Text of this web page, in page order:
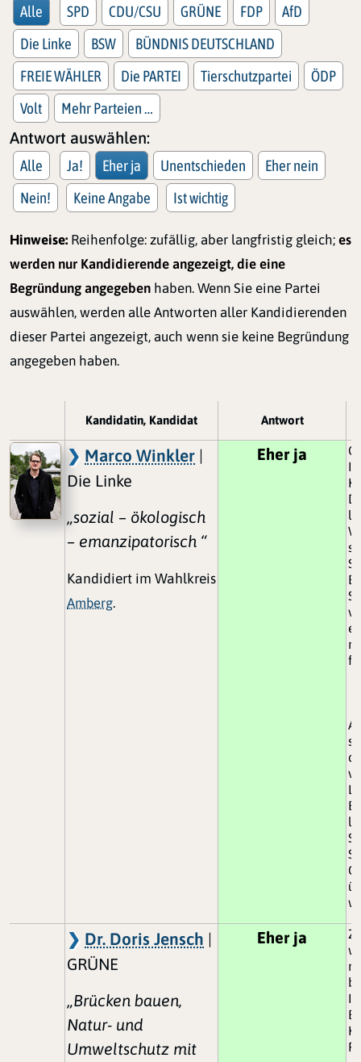
Alle SPD CDU/CSU GRÜNE FDP
AfD
Die Linke
BSW
BÜNDNIS DEUTSCHLAND
FREIE WÄHLER
Die PARTEI Tierschutzpartei
ÖDP
Volt
Mehr Parteien …
Antwort auswählen:
Alle Ja! Eher ja Unentschieden
Eher nein
Nein!
Keine Angabe Ist wichtig
Hinweise: Reihenfolge: zufällig, aber langfristig gleich; es
werden nur Kandidierende angezeigt, die eine
Begründung angegeben haben. Wenn Sie eine Partei
auswählen, werden alle Antworten aller Kandidierenden
dieser Partei angezeigt, auch wenn sie keine Begründung
angegeben haben.
Kandidatin, Kandidat Antwort
Marco Winkler |
Die Linke
„sozial – ökologisch
– emanzipatorisch “
Kandidiert im Wahlkreis
Amberg.
Eher ja
Dr. Doris Jensch |
GRÜNE
„Brücken bauen,
Natur- und
Umweltschutz mit
Eher ja